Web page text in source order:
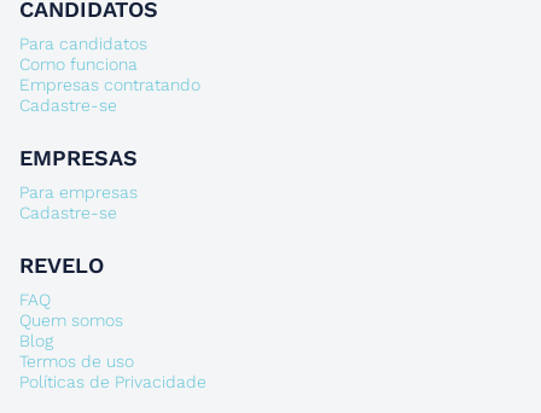
CANDIDATOS
Para candidatos
Como funciona
Empresas contratando
Cadastre-se
EMPRESAS
Para empresas
Cadastre-se
REVELO
FAQ
Quem somos
Blog
Termos de uso
Políticas de Privacidade